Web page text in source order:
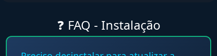
❓ FAQ - Instalação